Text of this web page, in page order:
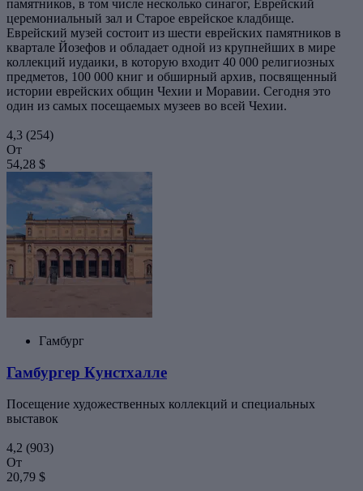
памятников, в том числе несколько синагог, Еврейский
церемониальный зал и Старое еврейское кладбище.
Еврейский музей состоит из шести еврейских памятников в
квартале Йозефов и обладает одной из крупнейших в мире
коллекций иудаики, в которую входит 40 000 религиозных
предметов, 100 000 книг и обширный архив, посвященный
истории еврейских общин Чехии и Моравии. Сегодня это
один из самых посещаемых музеев во всей Чехии.
4,3 (254)
От
54,28 $
Гамбург
Гамбургер Кунстхалле
Посещение художественных коллекций и специальных
выставок
4,2 (903)
От
20,79 $